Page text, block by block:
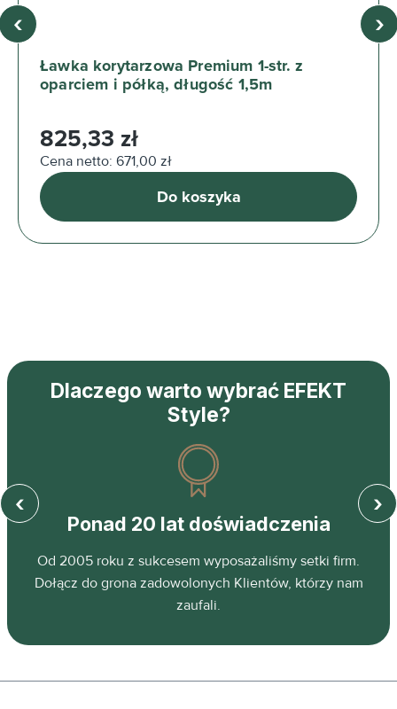
Ławka korytarzowa Premium 1-str. z
oparciem i półką, długość 1,5m
Cena regularna:
825,33 zł
Cena netto: 671,00 zł
Do koszyka
‹ ›
Dlaczego warto wybrać EFEKT
Style?
Ponad 20 lat doświadczenia
Od 2005 roku z sukcesem wyposażaliśmy setki firm.
Dołącz do grona zadowolonych Klientów, którzy nam
zaufali.
‹ ›